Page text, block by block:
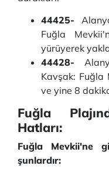
44425-
Fuğla
yürüyerek
44428-
Kavşak: Fuğla
ve yine 8
Fuğla
Hatları:
Fuğla Mevkii'ne
şunlardır: